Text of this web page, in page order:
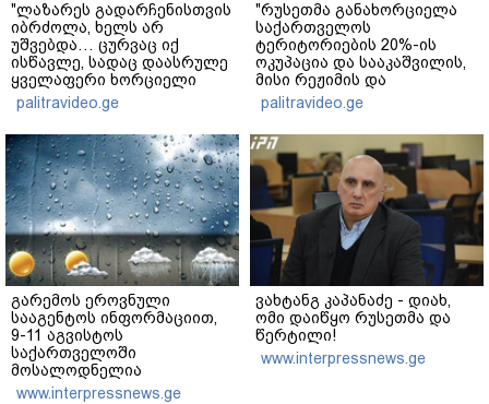
"ლაზარეს გადარჩენისთვის
იბრძოლა, ხელს არ
უშვებდა… ცურვაც იქ
ისწავლე, სადაც დაასრულე
ყველაფერი ხორციელი
ცხოვრებიდან" – რას წერს
ხობში დაღუპული დედა-
შვილის ახლობელი?
palitravideo.ge
"რუსეთმა განახორციელა
საქართველოს
ტერიტორიების 20%-ის
ოკუპაცია და სააკაშვილის,
მისი რეჟიმის და
"ნაცმოძრაობის" ღალატი
ვერანაირად ვერ
გადაფარავს ამ
დანაშაულს" - ირაკლი
კობახიძე
palitravideo.ge
გარემოს ეროვნული
სააგენტოს ინფორმაციით,
9-11 აგვისტოს
საქართველოში
მოსალოდნელია
დროგამოშვებით წვიმა
www.interpressnews.ge
ვახტანგ კაპანაძე - დიახ,
ომი დაიწყო რუსეთმა და
წერტილი!
www.interpressnews.ge